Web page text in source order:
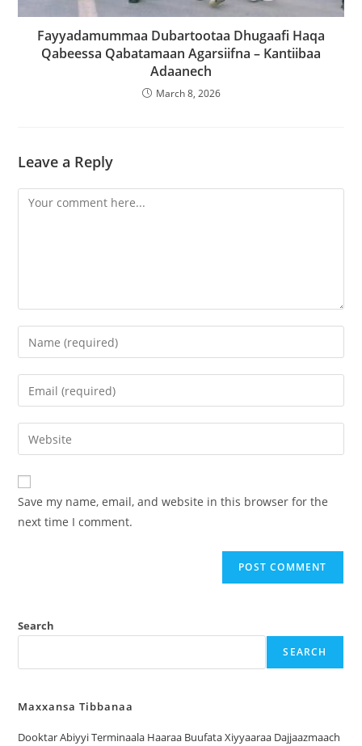
Fayyadamummaa Dubartootaa Dhugaafi Haqa
Qabeessa Qabatamaan Agarsiifna – Kantiibaa
Adaanech
March 8, 2026
Leave a Reply
Save my name, email, and website in this browser for the
next time I comment.
Search
SEARCH
Maxxansa Tibbanaa
Dooktar Abiyyi Terminaala Haaraa Buufata Xiyyaaraa Dajjaazmaach